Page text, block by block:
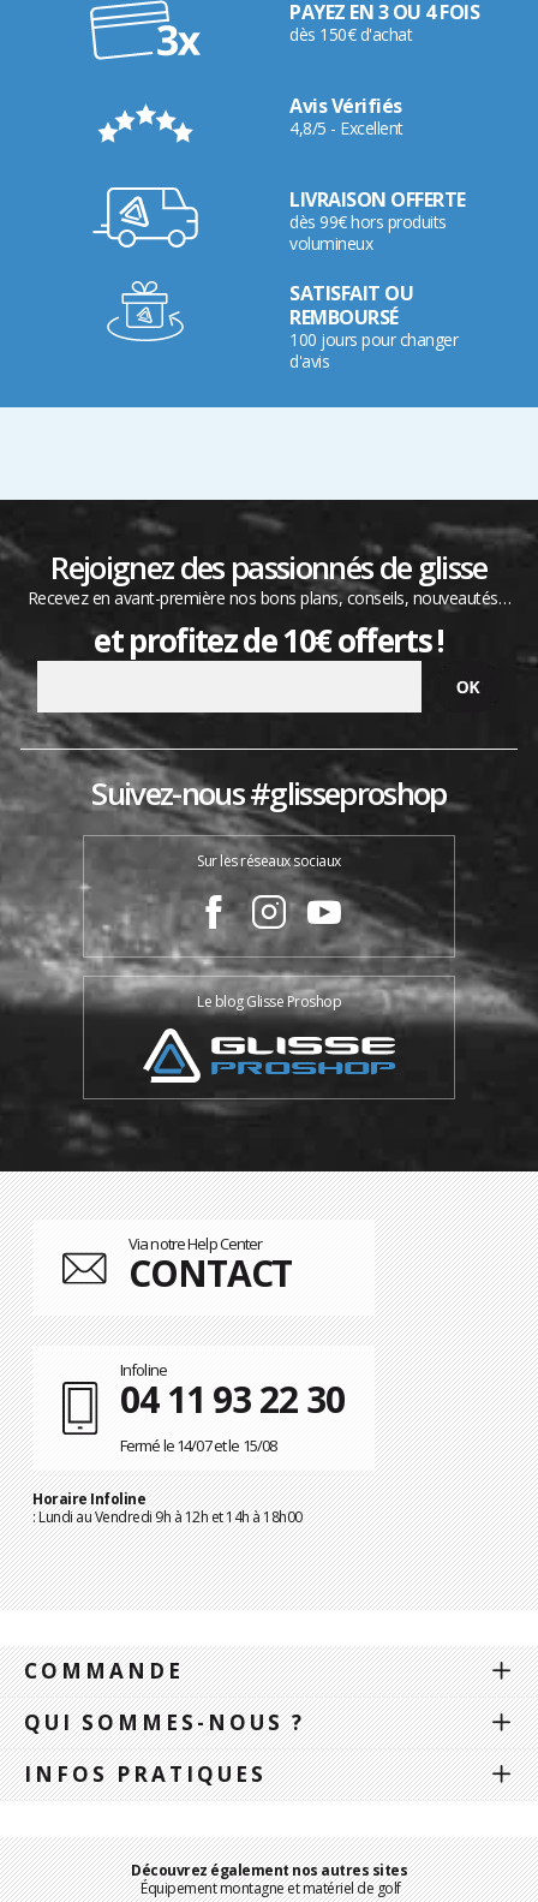
PAYEZ EN 3 OU 4 FOIS
dès 150€ d'achat
Avis Vérifiés
4,8/5 - Excellent
LIVRAISON OFFERTE
dès 99€ hors produits
volumineux
SATISFAIT OU
REMBOURSÉ
100 jours pour changer
d'avis
Rejoignez des passionnés de glisse
Recevez en avant-première nos bons plans, conseils, nouveautés…
et profitez de 10€ offerts !
Suivez-nous #glisseproshop
Sur les réseaux sociaux
Le blog Glisse Proshop
Via notre Help Center
CONTACT
Infoline
04 11 93 22 30
Fermé le 14/07 et le 15/08
Horaire Infoline
: Lundi au Vendredi 9h à 12h et 14h à 18h00
COMMANDE
QUI SOMMES-NOUS ?
INFOS PRATIQUES
Découvrez également nos autres sites
Équipement montagne et matériel de golf